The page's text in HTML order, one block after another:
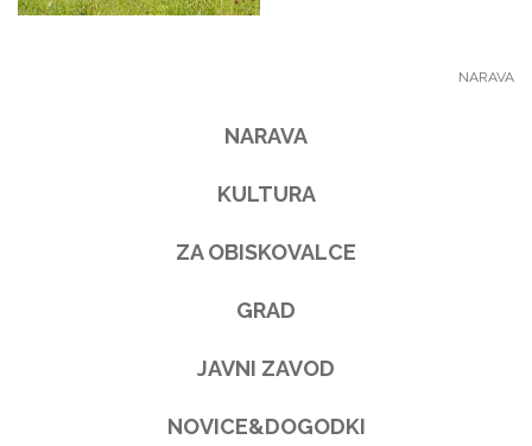
NARAVA
NARAVA
KULTURA
ZA OBISKOVALCE
GRAD
JAVNI ZAVOD
NOVICE&DOGODKI